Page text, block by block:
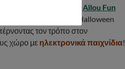
Allou Fun
εμπειρία του Halloween
τον τρόπο στον
χώρο με ηλεκτρονικά παιχνίδια!